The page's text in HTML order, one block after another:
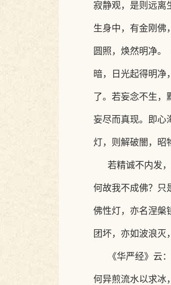
寂静观，是则远离
生身中，有金刚佛
圆照，焕然明净。
暗，日光起得明净
了。若妄念不生
妄尽而真现。即心
灯，则解破闇，
若精诚不内发
何故我不成佛？只
佛性灯，亦名涅槃
团坏，亦如波浪灭
《华严经》云
何异煎流水以求冰